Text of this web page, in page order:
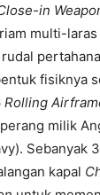
in
multi-
fisiknya
Rolling
milik
Sebanyak
kapal